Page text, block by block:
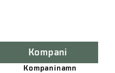
Kompani
Kompaninamn